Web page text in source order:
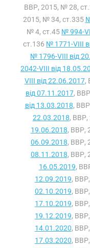
ВВР, 2015, № 28,
2015, № 34, ст.335
№ 4, ст.45 № 994-
ст.136 № 1771-VIII
№ 1796-VIII від
2042-VIII від
VIII від 22.06.2017,
від 07.11.2017,
від 13.03.2018,
22.03.2018, ВВР,
19.06.2018, ВВР,
06.09.2018, ВВР,
08.11.2018, ВВР,
16.05.2019,
12.09.2019,
02.10.2019,
17.10.2019,
19.12.2019,
14.01.2020,
17.03.2020,